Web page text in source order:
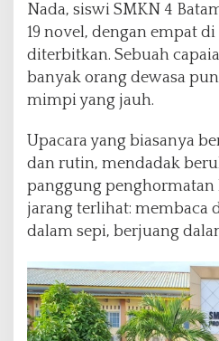
Nada, siswi SMKN 4
19 novel, dengan empat
diterbitkan. Sebuah
banyak orang dewasa
mimpi yang jauh.
Upacara yang biasanya
dan rutin, mendadak
panggung penghormatan
jarang terlihat: membaca
dalam sepi, berjuang